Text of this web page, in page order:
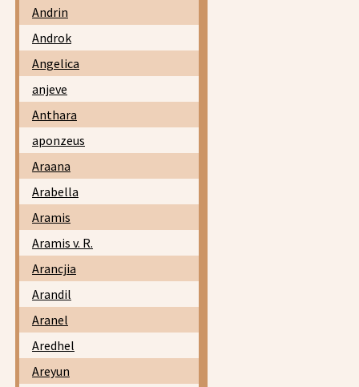
Andrin
Androk
Angelica
anjeve
Anthara
aponzeus
Araana
Arabella
Aramis
Aramis v. R.
Arancjia
Arandil
Aranel
Aredhel
Areyun